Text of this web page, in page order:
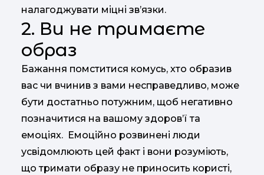
налагоджувати міцні зв’язки.
2. Ви не тримаєте
образ
Бажання помститися комусь, хто образив
вас чи вчинив з вами несправедливо, може
бути достатньо потужним, щоб негативно
позначитися на вашому здоров’ї та
емоціях. Емоційно розвинені люди
усвідомлюють цей факт і вони розуміють,
що тримати образу не приносить користі,